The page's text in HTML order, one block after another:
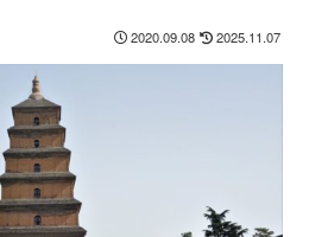
2020.09.08 2025.11.07